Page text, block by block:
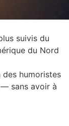
suivis du
du Nord
des humoristes
sans avoir à